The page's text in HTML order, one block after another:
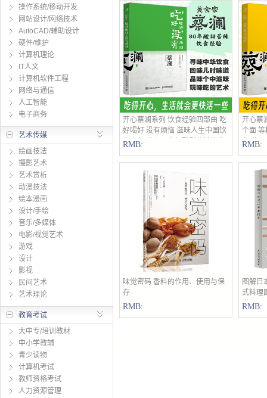
操作系统/移动开发
网站设计/网络技术
AutoCAD/辅助设计
硬件/维护
计算机理论
IT人文
计算机软件工程
网络与通信
人工智能
电子商务
艺术传媒
绘画技法
摄影艺术
艺术赏析
动漫技法
绘本漫画
设计/手绘
音乐/多媒体
电影/视觉艺术
游戏
设计
影视
民间艺术
艺术理论
教育考试
大中专/培训教材
中小学教辅
青少读物
计算机考试
教师资格考试
人力资源管理
立即购买
开心蔡澜系列 饮食经验四部曲 吃
好喝好 没有烦恼 滋味人生中国饮
食文化 蔡澜八十年酸甜苦辣饮食
RMB:
开心蔡
个面 等
化 蔡
RMB:
立即购买
味觉密码 香料的作用、使用与保
存
RMB:
图解日
式料理
谱
RMB: